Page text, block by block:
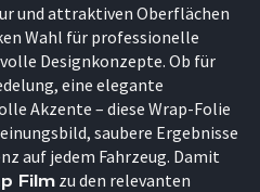
und attraktiven Oberflächen
Wahl für professionelle
Designkonzepte. Ob für
eine elegante
Akzente – diese Wrap-Folie
saubere Ergebnisse
auf jedem Fahrzeug. Damit
Film zu den relevanten